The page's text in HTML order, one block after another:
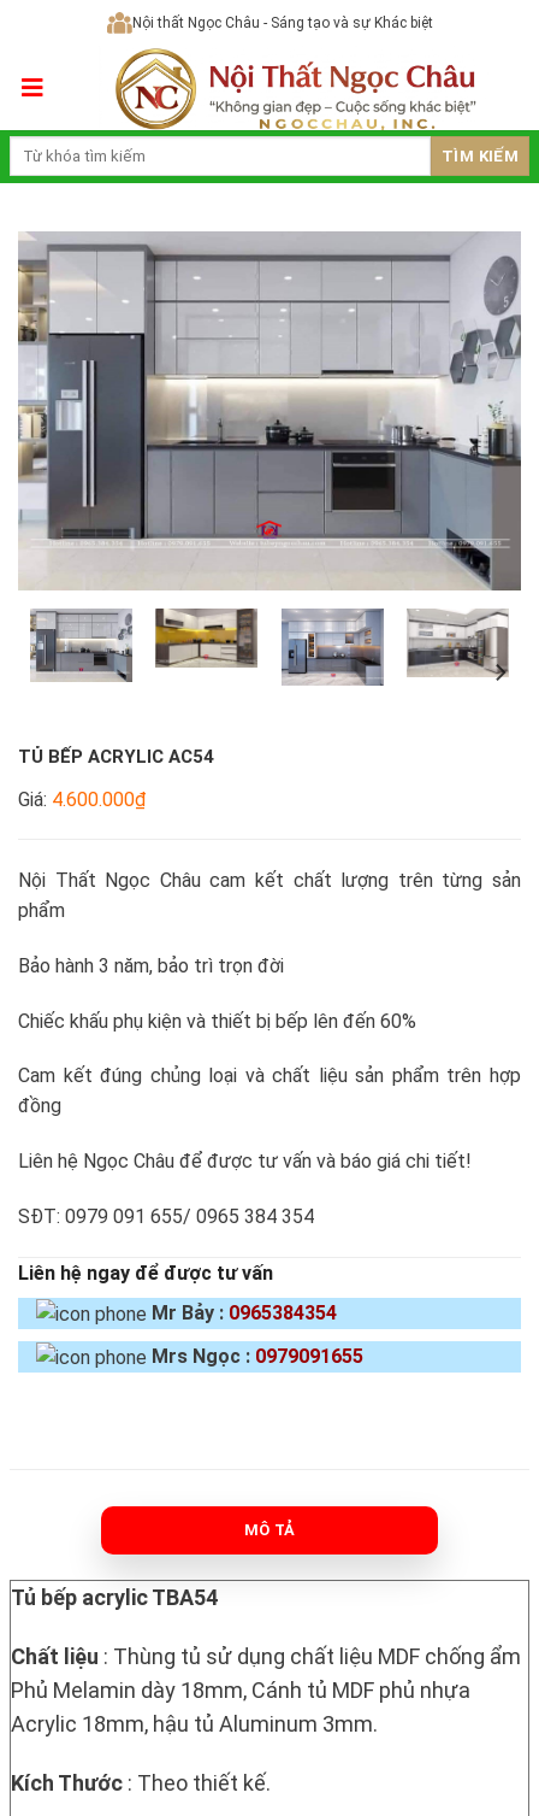
content
Nội thất Ngọc Châu - Sáng tạo và sự Khác biệt
TÌM KIẾM
TỦ BẾP ACRYLIC AC54
Giá: 4.600.000₫
Nội Thất Ngọc Châu cam kết chất lượng trên từng sản
phẩm
Bảo hành 3 năm, bảo trì trọn đời
Chiếc khấu phụ kiện và thiết bị bếp lên đến 60%
Cam kết đúng chủng loại và chất liệu sản phẩm trên hợp
đồng
Liên hệ Ngọc Châu để được tư vấn và báo giá chi tiết!
SĐT: 0979 091 655/ 0965 384 354
Liên hệ ngay để được tư vấn
Mr Bảy : 0965384354
Mrs Ngọc : 0979091655
MÔ TẢ
Tủ bếp acrylic TBA54
Chất liệu : Thùng tủ sử dụng chất liệu MDF chống ẩm
Phủ Melamin dày 18mm, Cánh tủ MDF phủ nhựa
Acrylic 18mm, hậu tủ Aluminum 3mm.
Kích Thước : Theo thiết kế.